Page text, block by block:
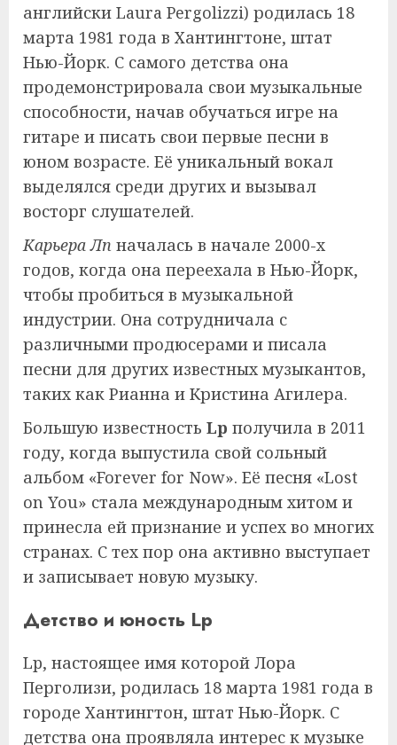
английски Laura Pergolizzi) родилась 18
марта 1981 года в Хантингтоне, штат
Нью-Йорк. С самого детства она
продемонстрировала свои музыкальные
способности, начав обучаться игре на
гитаре и писать свои первые песни в
юном возрасте. Её уникальный вокал
выделялся среди других и вызывал
восторг слушателей.
Карьера Лп началась в начале 2000-х
годов, когда она переехала в Нью-Йорк,
чтобы пробиться в музыкальной
индустрии. Она сотрудничала с
различными продюсерами и писала
песни для других известных музыкантов,
таких как Рианна и Кристина Агилера.
Большую известность Lp получила в 2011
году, когда выпустила свой сольный
альбом «Forever for Now». Её песня «Lost
on You» стала международным хитом и
принесла ей признание и успех во многих
странах. С тех пор она активно выступает
и записывает новую музыку.
Детство и юность Lp
Lp, настоящее имя которой Лора
Перголизи, родилась 18 марта 1981 года в
городе Хантингтон, штат Нью-Йорк. С
детства она проявляла интерес к музыке